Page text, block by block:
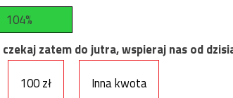
104%
zatem do jutra, wspieraj nas od
100 zł
Inna kwota